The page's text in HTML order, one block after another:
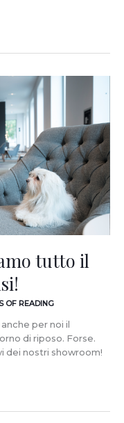
tutto il
OF READING
per noi il
di riposo. Forse.
dei nostri showroom!